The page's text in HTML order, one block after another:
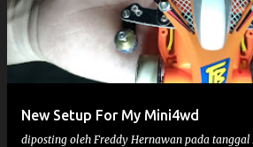
New Setup For My Mini4wd
diposting oleh Freddy Hernawan pada tanggal